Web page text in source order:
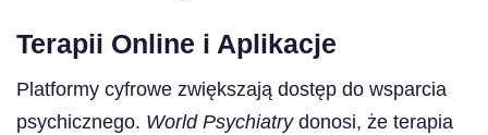
Terapii Online i Aplikacje
Platformy cyfrowe zwiększają dostęp do wsparcia
psychicznego. World Psychiatrydonosi, że terapia